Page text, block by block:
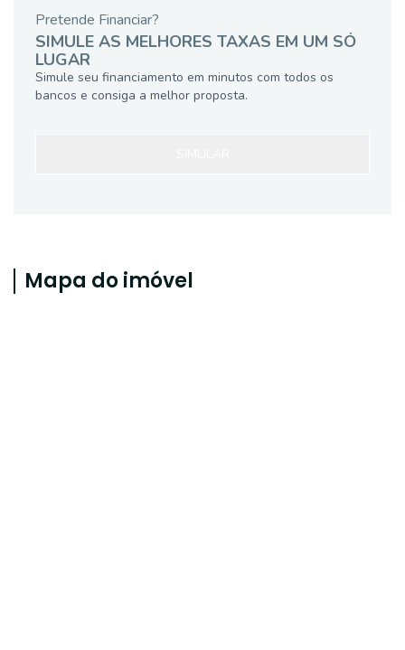
Pretende Financiar?
SIMULE AS MELHORES TAXAS EM UM SÓ
LUGAR
Simule seu financiamento em minutos com todos os
bancos e consiga a melhor proposta.
Mapa do imóvel